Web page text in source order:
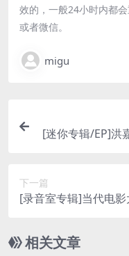
效的，一般24小时内都
或者微信。
migu
[迷你专辑/EP]洪
下一篇
[录音室专辑]当代电
nes Plus M4A]
相关文章